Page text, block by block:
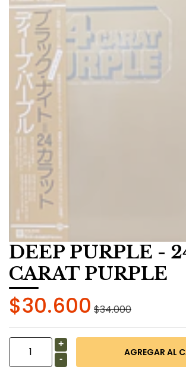
DEEP PURPLE -
CARAT PURPLE
$30.600 $34.000
+
-